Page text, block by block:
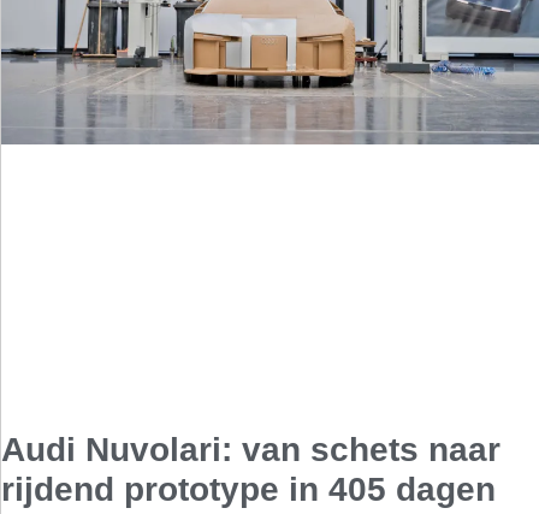
Audi Nuvolari: van schets naar
rijdend prototype in 405 dagen